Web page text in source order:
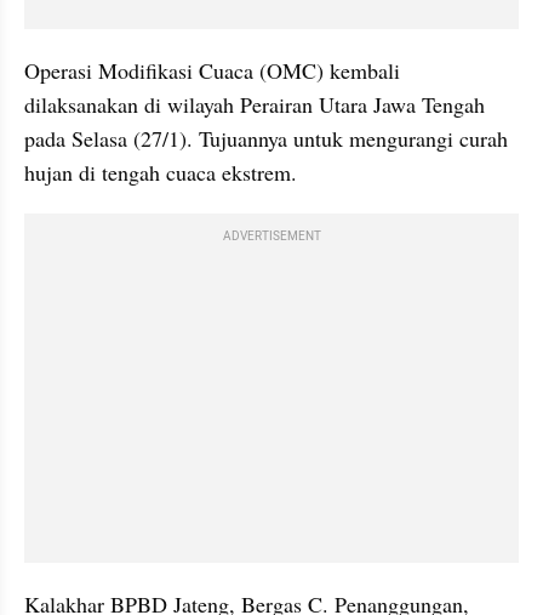
Operasi Modifikasi Cuaca (OMC) kembali
dilaksanakan di wilayah Perairan Utara Jawa Tengah
pada Selasa (27/1). Tujuannya untuk mengurangi curah
hujan di tengah cuaca ekstrem.
ADVERTISEMENT
Kalakhar BPBD Jateng, Bergas C. Penanggungan,